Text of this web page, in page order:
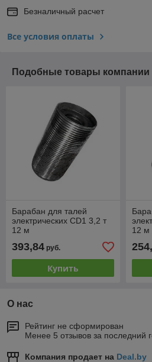
Безналичный расчет
Все условия оплаты
Подобные товары компании
Барабан для талей
электрических CD1 3,2 т
12 м
393,84 руб.
Купить
12 м
О нас
Рейтинг не сформирован
Менее 5 отзывов за последний
Компания продает на Deal.by